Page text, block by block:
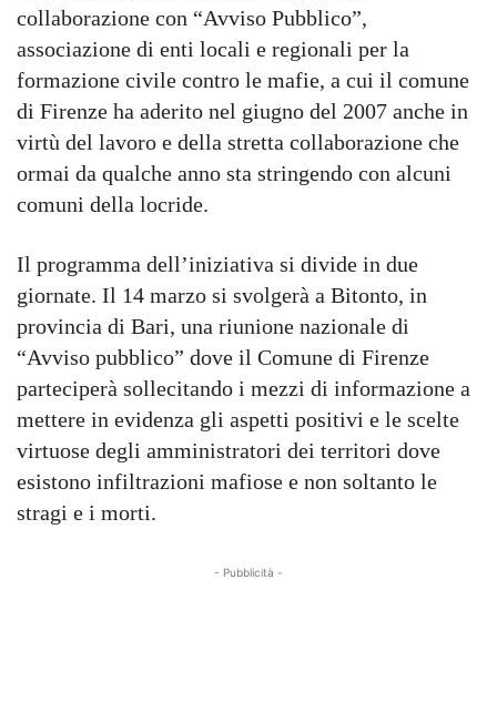
collaborazione con “Avviso Pubblico”,
associazione di enti locali e regionali per la
formazione civile contro le mafie, a cui il comune
di Firenze ha aderito nel giugno del 2007 anche in
virtù del lavoro e della stretta collaborazione che
ormai da qualche anno sta stringendo con alcuni
comuni della locride.
Il programma dell’iniziativa si divide in due
giornate. Il 14 marzo si svolgerà a Bitonto, in
provincia di Bari, una riunione nazionale di
“Avviso pubblico” dove il Comune di Firenze
parteciperà sollecitando i mezzi di informazione a
mettere in evidenza gli aspetti positivi e le scelte
virtuose degli amministratori dei territori dove
esistono infiltrazioni mafiose e non soltanto le
stragi e i morti.
- Pubblicità -